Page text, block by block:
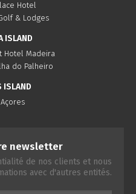
Hotel
& Lodges
ISLAND
Hotel Madeira
do Palheiro
ISLAND
newsletter
de nos clients et nous
avec d'autres entités.